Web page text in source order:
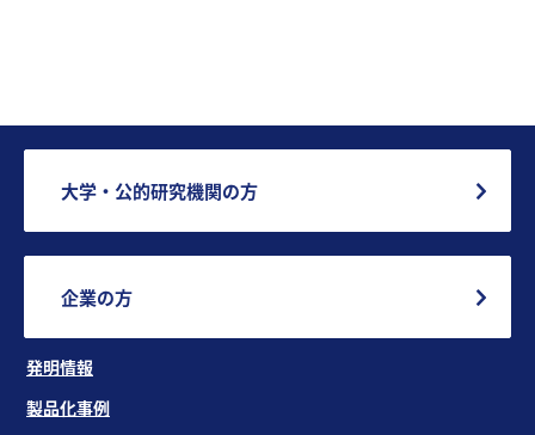
大学・公的研究機関の方
企業の方
発明情報
製品化事例